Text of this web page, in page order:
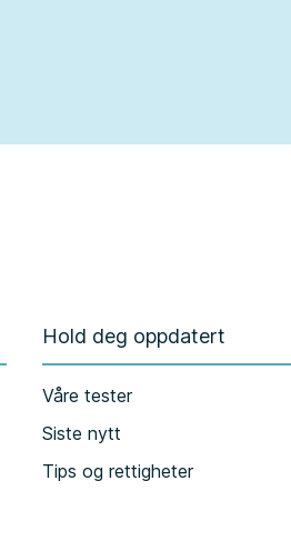
Hold deg oppdatert
Våre tester
Siste nytt
Tips og rettigheter